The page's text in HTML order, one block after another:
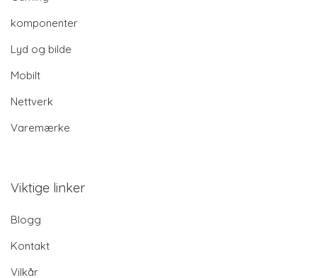
komponenter
Lyd og bilde
Mobilt
Nettverk
Varemærke
Viktige linker
Blogg
Kontakt
Vilkår